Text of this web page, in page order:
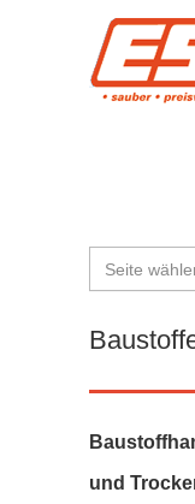
und